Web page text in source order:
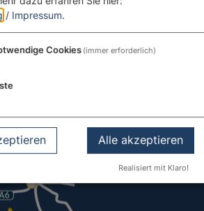
/ Impressum.
Cookies (immer erforderlich)
Alle akzeptieren
Realisiert mit Klaro!